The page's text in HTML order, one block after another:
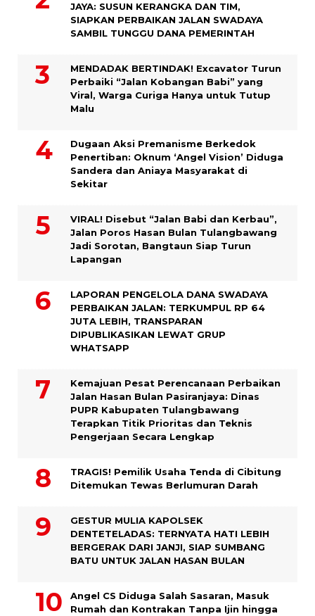
JAYA: SUSUN KERANGKA DAN TIM,
SIAPKAN PERBAIKAN JALAN SWADAYA
SAMBIL TUNGGU DANA PEMERINTAH
MENDADAK BERTINDAK! Excavator Turun
Perbaiki “Jalan Kobangan Babi” yang
Viral, Warga Curiga Hanya untuk Tutup
Malu
Dugaan Aksi Premanisme Berkedok
Penertiban: Oknum ‘Angel Vision’ Diduga
Sandera dan Aniaya Masyarakat di
Sekitar
VIRAL! Disebut “Jalan Babi dan Kerbau”,
Jalan Poros Hasan Bulan Tulangbawang
Jadi Sorotan, Bangtaun Siap Turun
Lapangan
LAPORAN PENGELOLA DANA SWADAYA
PERBAIKAN JALAN: TERKUMPUL RP 64
JUTA LEBIH, TRANSPARAN
DIPUBLIKASIKAN LEWAT GRUP
WHATSAPP
Kemajuan Pesat Perencanaan Perbaikan
Jalan Hasan Bulan Pasiranjaya: Dinas
PUPR Kabupaten Tulangbawang
Terapkan Titik Prioritas dan Teknis
Pengerjaan Secara Lengkap
TRAGIS! Pemilik Usaha Tenda di Cibitung
Ditemukan Tewas Berlumuran Darah
GESTUR MULIA KAPOLSEK
DENTETELADAS: TERNYATA HATI LEBIH
BERGERAK DARI JANJI, SIAP SUMBANG
BATU UNTUK JALAN HASAN BULAN
Angel CS Diduga Salah Sasaran, Masuk
Rumah dan Kontrakan Tanpa Ijin hingga